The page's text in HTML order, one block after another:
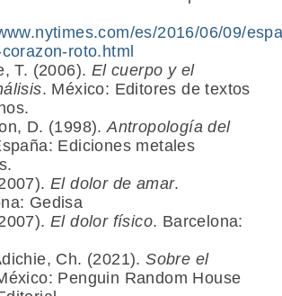
es/2016/06/09/
roto.html
T. (2006). El cuerpo y el
. México: Editores de textos
D. (1998).Antropología del
Ediciones metales
El dolor de amar.
Gedisa
El dolor físico. Barcelona:
Ch. (2021).Sobre el
Penguin Random House